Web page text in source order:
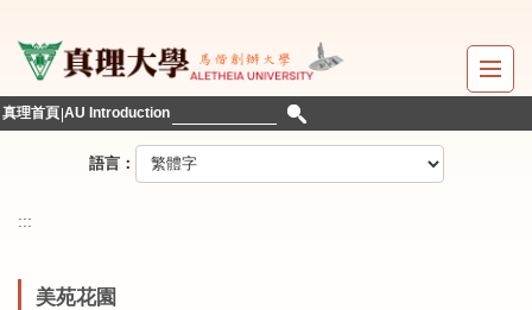
到
主
內
真理首頁 AU Introduction
語言：
:::
美苑花園